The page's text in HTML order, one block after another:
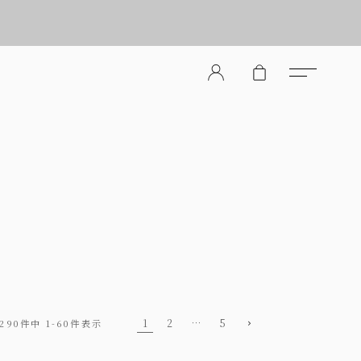
290 件中 1-60 件表示 1 2 … 5